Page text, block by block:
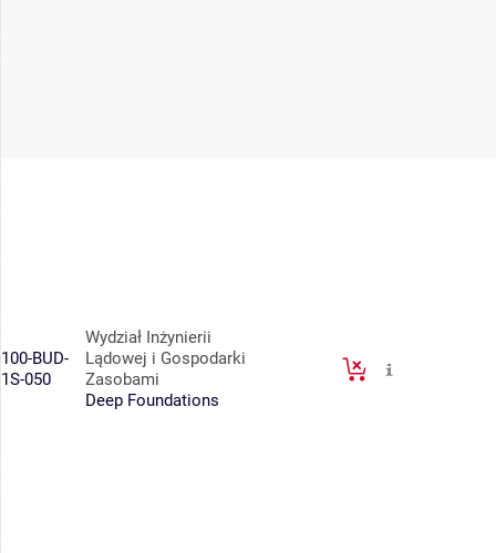
100-BUD-
1S-050
Wydział Inżynierii
Lądowej i Gospodarki
Zasobami
Deep Foundations